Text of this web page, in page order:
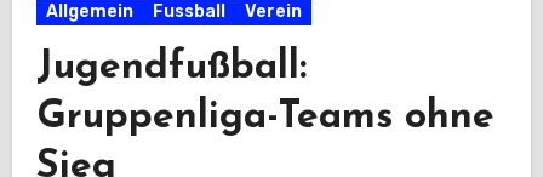
Allgemein Fussball Verein
Jugendfußball:
Gruppenliga-Teams ohne
Sieg